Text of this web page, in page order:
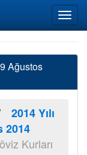
Ağustos
2014 Yılı
2014
Kurları